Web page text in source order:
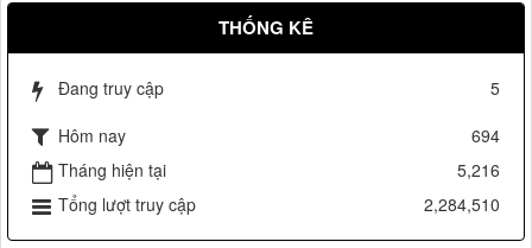
THỐNG KÊ
Đang truy cập
5
Hôm nay
694
Tháng hiện tại
5,216
Tổng lượt truy cập
2,284,510